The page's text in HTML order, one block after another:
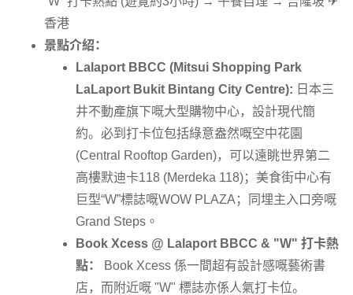
香港
景點介紹：
Lalaport BBCC (Mitsui Shopping Park
LaLaport Bukit Bintang City Centre): 日本三
井不動產旗下嘅大型購物中心，設計現代簡
約。必到打卡位包括綠意盎然嘅空中花園
(Central Rooftop Garden)，可以遠眺世界第二
高樓默迪卡118 (Merdeka 118)；美食街中心有
巨型“W”標誌嘅WOW PLAZA；同埋主入口旁嘅
Grand Steps。
Book Xcess @ Lalaport BBCC & "W" 打卡熱
點：
Book Xcess 係一間超有設計感嘅藝術書
店，而附近嘅 "W" 標誌亦係人氣打卡位。